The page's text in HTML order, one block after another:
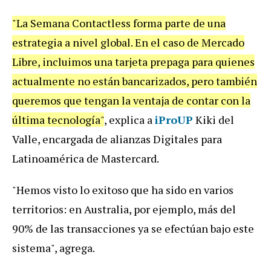
"La Semana Contactless forma parte de una
estrategia a nivel global.En el caso de Mercado
Libre, incluimos unatarjeta prepaga para quienes
actualmente no estánbancarizados, perotambién
queremos que tenganlaventaja de contar conla
últimatecnología", explica aiProUP Kiki del
Valle, encargada de alianzas Digitales para
Latinoamérica de Mastercard.
"Hemos vistolo exitoso que ha sido envarios
territorios: enAustralia, por ejemplo, más del
90% de las transacciones ya se efectúanbajo este
sistema", agrega.